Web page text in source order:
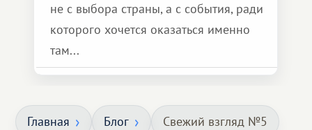
не с выбора страны, а с события, ради
которого хочется оказаться именно
там...
Главная Блог Свежий взгляд №5